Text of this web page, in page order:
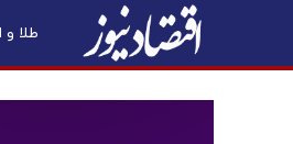
طلا و